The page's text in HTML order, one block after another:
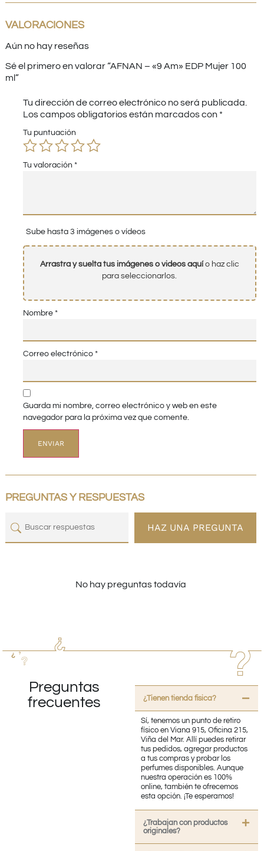
VALORACIONES
Aún no hay reseñas
Sé el primero en valorar “AFNAN – «9 Am» EDP Mujer 100
ml”
Tu dirección de correo electrónico no será publicada.
Los campos obligatorios están marcados con *
Tu puntuación
Tu valoración *
Sube hasta 3 imágenes o vídeos
Arrastra y suelta tus imágenes o videos aquío haz clic
para seleccionarlos.
Nombre *
Correo electrónico *
Guarda mi nombre, correo electrónico y web en este
navegador para la próxima vez que comente.
PREGUNTAS Y RESPUESTAS
HAZ UNA PREGUNTA
No hay preguntas todavía
Preguntas
frecuentes
¿Tienen tienda fisica?
Sí, tenemos un punto de retiro
físico en Viana 915, Oficina 215,
Viña del Mar. Allí puedes retirar
tus pedidos, agregar productos
a tus compras y probar los
perfumes disponibles. Aunque
nuestra operación es 100%
online, también te ofrecemos
esta opción. ¡Te esperamos!
¿Trabajan con productos
originales?